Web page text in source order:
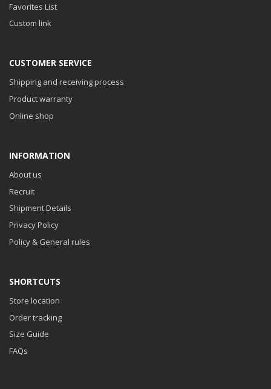
Favorites List
Custom link
CUSTOMER SERVICE
Shipping and receiving process
Product warranty
Online shop
INFORMATION
About us
Recruit
Shipment Details
Privacy Policy
Policy & General rules
SHORTCUTS
Store location
Order tracking
Size Guide
FAQs